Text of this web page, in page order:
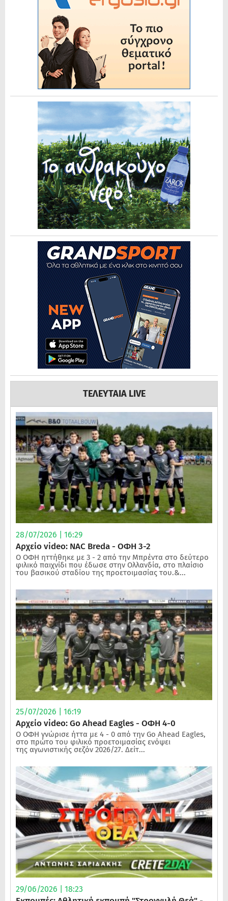
ΤΕΛΕΥΤΑΙΑ LIVE
28/07/2026 | 16:29
Αρχείο video: NAC Breda - ΟΦΗ 3-2
Ο ΟΦΗ ηττήθηκε με 3 - 2 από την Μπρέντα στο δεύτερο
φιλικό παιχνίδι που έδωσε στην Ολλανδία, στο πλαίσιο
του βασικού σταδίου της προετοιμασίας του.&...
25/07/2026 | 16:19
Αρχείο video: Go Ahead Eagles - ΟΦΗ 4-0
Ο ΟΦΗ γνώρισε ήττα με 4 - 0 από την Go Ahead Eagles,
στο πρώτο του φιλικό προετοιμασίας ενόψει
της αγωνιστικής σεζόν 2026/27. Δείτ...
29/06/2026 | 18:23